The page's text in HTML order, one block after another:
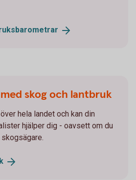
skog och lantbruk
hela landet och kan din
hjälper dig - oavsett om du